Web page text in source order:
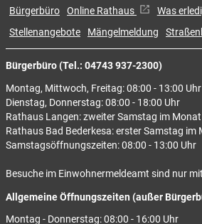
Bürgerbüro (Tel.: 04743 937-2300)
Montag, Mittwoch, Freitag: 08:00 - 13:00 Uhr
Dienstag, Donnerstag: 08:00 - 18:00 Uhr
Rathaus Langen: zweiter Samstag im Monat
Rathaus Bad Bederkesa: erster Samstag im
Samstagsöffnungszeiten: 08:00 - 13:00 Uhr
Besuche im Einwohnermeldeamt sind nur
Allgemeine Öffnungszeiten (außer
Montag - Donnerstag: 08:00 - 16:00 Uhr
Bürgerbüro Online Rathaus
Was
Stellenangebote
Mängelmeldung